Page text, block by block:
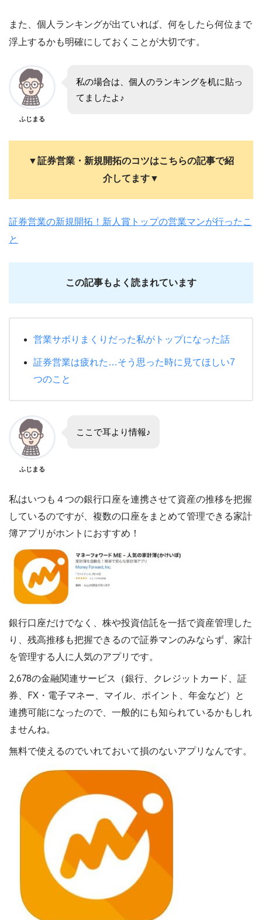
また、個人ランキングが出ていれば、何をしたら何位まで
浮上するかも明確にしておくことが大切です。
ふじまる
私の場合は、個人のランキングを机に貼っ
てましたよ♪
▼証券営業・新規開拓のコツはこちらの記事で紹
介してます▼
証券営業の新規開拓！新人賞トップの営業マンが行ったこ
と
この記事もよく読まれています
営業サボりまくりだった私がトップになった話
証券営業は疲れた…そう思った時に見てほしい7
つのこと
ふじまる
ここで耳より情報♪
私はいつも４つの銀行口座を連携させて資産の推移を把握
しているのですが、複数の口座をまとめて管理できる家計
簿アプリがホントにおすすめ！
銀行口座だけでなく、株や投資信託を一括で資産管理した
り、残高推移も把握できるので証券マンのみならず、家計
を管理する人に人気のアプリです。
2,678の金融関連サービス（銀行、クレジットカード、証
券、FX・電子マネー、マイル、ポイント、年金など）と
連携可能になったので、一般的にも知られているかもしれ
ませんね。
無料で使えるのでいれておいて損のないアプリなんです。